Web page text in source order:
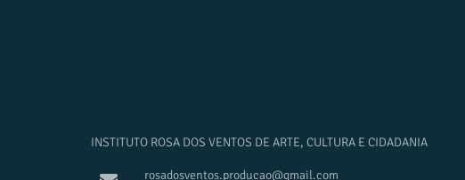
INSTITUTO ROSA DOS VENTOS DE ARTE, CULTURA E CIDADANIA
rosadosventos.producao@gmail.com